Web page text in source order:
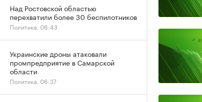
Над Ростовской областью
перехватили более 30 беспилотников
Политика, 06:43
Украинские дроны атаковали
промпредприятие в Самарской
области
Политика, 06:37